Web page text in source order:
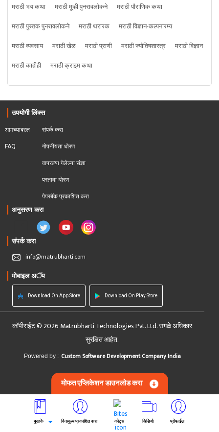
मराठी भय कथा
मराठी मूव्ही पुनरावलोकने
मराठी पौराणिक कथा
मराठी पुस्तक पुनरावलोकने
मराठी थरारक
मराठी विज्ञान-कल्पनारम्य
मराठी व्यवसाय
मराठी खेळ मराठी प्राणी मराठी ज्योतिषशास्त्र
मराठी विज्ञान
मराठी काहीही
मराठी क्राइम कथा
उपयोगी लिंक्स
आमच्याबद्दल
FAQ
संपर्क करा
गोपनीयता धोरण
वापरल्या गेलेल्या संज्ञा
परतावा धोरण
पेपरबॅक प्रकाशित करा
अनुसरण करा
संपर्क करा
info@matrubharti.com
मोबाइल अॅप
Download On App Store Download On Play Store
कॉपीराईट © 2026 Matrubharti Technologies Pvt. Ltd. सगळे अधिकार
सुरक्षित आहेत.
Powered by : Custom Software Development Company India
मोफत एप्लिकेशन डाउनलोड करा
पुस्तके विनामूल्य प्रकाशित करा कोट्स व्हिडियो प्रोफाईल